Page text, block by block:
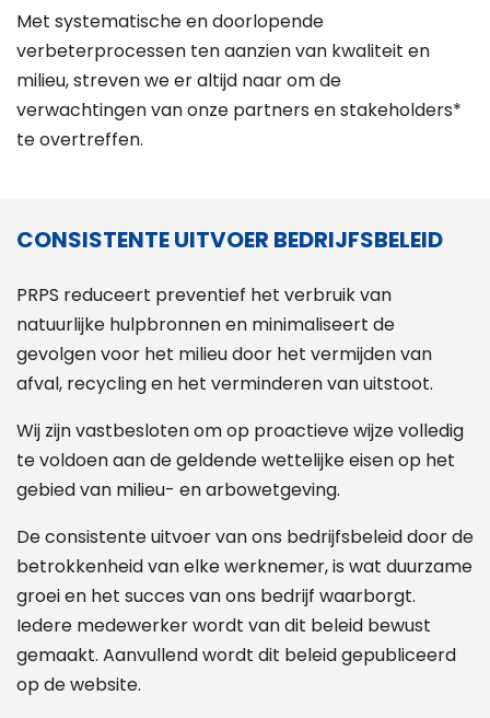
Met systematische en doorlopende
verbeterprocessen ten aanzien van kwaliteit en
milieu, streven we er altijd naar om de
verwachtingen van onze partners en stakeholders*
te overtreffen.
CONSISTENTE UITVOER BEDRIJFSBELEID
PRPS reduceert preventief het verbruik van
natuurlijke hulpbronnen en minimaliseert de
gevolgen voor het milieu door het vermijden van
afval, recycling en het verminderen van uitstoot.
Wij zijn vastbesloten om op proactieve wijze volledig
te voldoen aan de geldende wettelijke eisen op het
gebied van milieu- en arbowetgeving.
De consistente uitvoer van ons bedrijfsbeleid door de
betrokkenheid van elke werknemer, is wat duurzame
groei en het succes van ons bedrijf waarborgt.
Iedere medewerker wordt van dit beleid bewust
gemaakt. Aanvullend wordt dit beleid gepubliceerd
op de website.